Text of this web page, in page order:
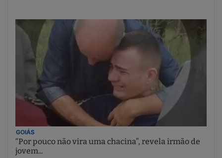
GOIÁS
“Por pouco não vira uma chacina”, revela irmão de
jovem...